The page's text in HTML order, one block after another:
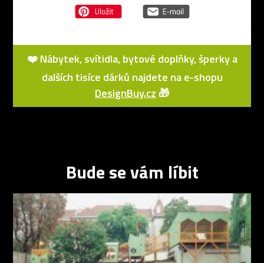
❤️ Nábytek, svítidla, bytové doplňky, šperky a
dalších tisíce dárků najdete na e-shopu
DesignBuy.cz 🎁
Bude se vám líbit